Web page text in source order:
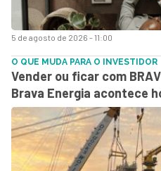
5 de agosto de 2026 - 11:00
O QUE MUDA PARA O INVESTIDOR
Vender ou ficar com
Brava Energia acontece